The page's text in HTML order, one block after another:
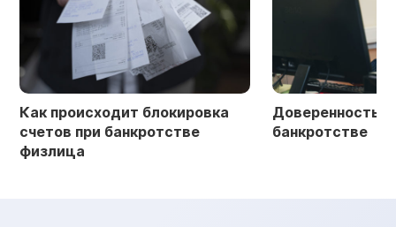
Как происходит блокировка
счетов при банкротстве
физлица
Доверенность
банкротстве